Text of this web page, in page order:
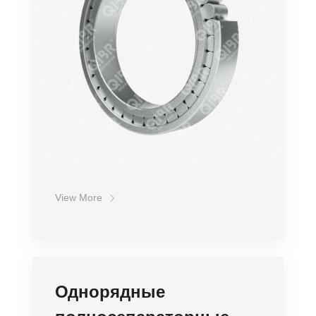
Стоимость
View More
Однорядные